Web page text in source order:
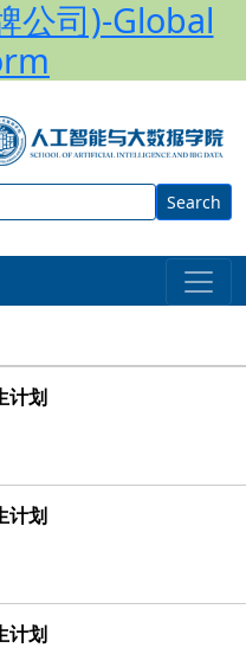
公司)-Global
Search
计划
计划
计划